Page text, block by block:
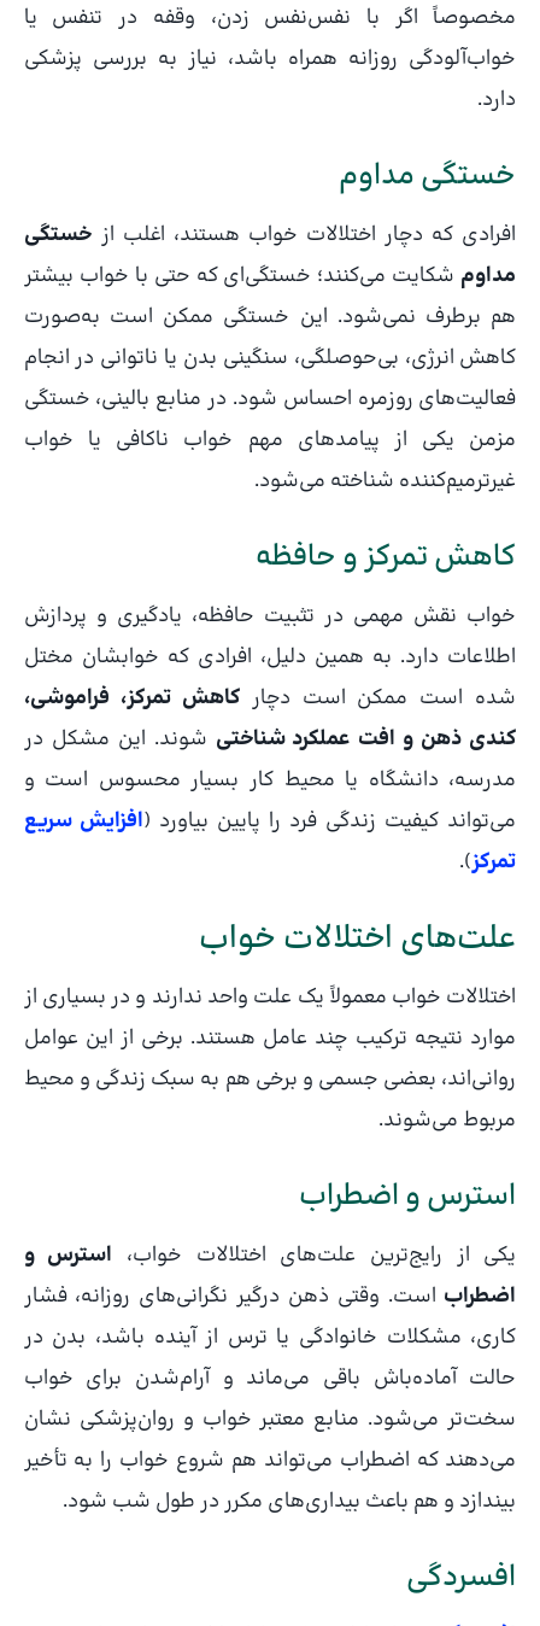
مخصوصاً اگر با نفس‌نفس زدن، وقفه در تنفس یا
خواب‌آلودگی روزانه همراه باشد، نیاز به بررسی پزشکی
دارد.
خستگی مداوم
افرادی که دچار اختلالات خواب هستند، اغلب از خستگی
مداوم شکایت می‌کنند؛ خستگی‌ای که حتی با خواب بیشتر
هم برطرف نمی‌شود. این خستگی ممکن است به‌صورت
کاهش انرژی، بی‌حوصلگی، سنگینی بدن یا ناتوانی در انجام
فعالیت‌های روزمره احساس شود. در منابع بالینی، خستگی
مزمن یکی از پیامدهای مهم خواب ناکافی یا خواب
غیرترمیم‌کننده شناخته می‌شود.
کاهش تمرکز و حافظه
خواب نقش مهمی در تثبیت حافظه، یادگیری و پردازش
اطلاعات دارد. به همین دلیل، افرادی که خوابشان مختل
شده است ممکن است دچارکاهش تمرکز، فراموشی،
کندی ذهن و افت عملکرد شناختی شوند. این مشکل در
مدرسه، دانشگاه یا محیط کار بسیار محسوس است و
می‌تواند کیفیت زندگی فرد را پایین بیاورد (افزایش سریع
تمرکز).
علت‌های اختلالات خواب
اختلالات خواب معمولاً یک علت واحد ندارند و در بسیاری از
موارد نتیجه ترکیب چند عامل هستند. برخی از این عوامل
روانی‌اند، بعضی جسمی و برخی هم به سبک زندگی و محیط
مربوط می‌شوند.
استرس و اضطراب
یکی از رایج‌ترین علت‌های اختلالات خواب، استرس و
اضطراب است. وقتی ذهن درگیر نگرانی‌های روزانه، فشار
کاری، مشکلات خانوادگی یا ترس از آینده باشد، بدن در
حالت آماده‌باش باقی می‌ماند و آرام‌شدن برای خواب
سخت‌تر می‌شود. منابع معتبر خواب و روان‌پزشکی نشان
می‌دهند که اضطراب می‌تواند هم شروع خواب را به تأخیر
بیندازد و هم باعث بیداری‌های مکرر در طول شب شود.
افسردگی